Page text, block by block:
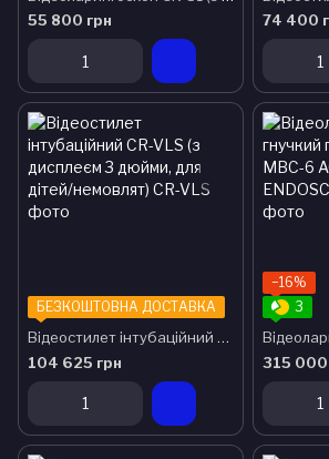
55 800 грн
74 400
БЕЗКОШТОВНА ДОСТАВКА
Відеостилет інтубаційний CR-VLS (з дисплеєм 3 дюйми, для дітей/немовлят)
104 625 грн
−16%
3
315 000